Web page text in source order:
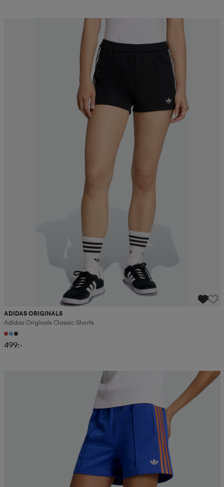
ADIDAS ORIGINALS
Adidas Originals Classic Shorts
499:-